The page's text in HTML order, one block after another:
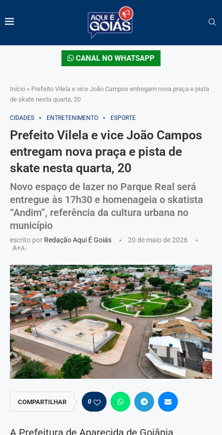
CANAL NO WHATSAPP
Início » Prefeito Vilela e vice João Campos entregam nova praça e pista
de skate nesta quarta, 20
CIDADES ENTRETENIMENTO ESPORTE
Prefeito Vilela e vice João Campos
entregam nova praça e pista de
skate nesta quarta, 20
Novo espaço de lazer no Parque Real será
entregue às 17h30 e homenageia o skatista
“Andim”, referência da cultura urbana no
município
escrito por Redação Aqui É Goiás
20 de maio de 2026
A+A-
COMPARTILHAR 0